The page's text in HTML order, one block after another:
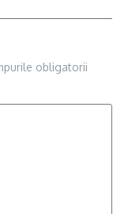
obligatorii